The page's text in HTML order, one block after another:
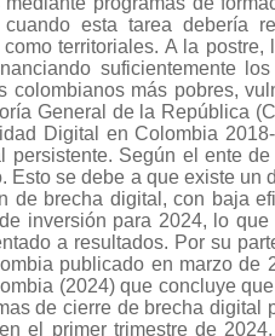
esta tarea debería
territoriales. A la
suficientemente
colombianos más pobres,
General de la República
Digital en Colombia
persistente. Según el ente
Esto se debe a que existe un
de brecha digital, con baja
inversión para 2024, lo
a resultados. Por su
publicado en marzo de
(2024) que concluye
de cierre de brecha digital
el primer trimestre de